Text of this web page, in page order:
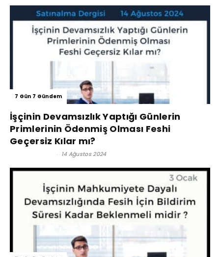
7 Gün 7 Gündem
İşçinin Devamsızlık Yaptığı Günlerin
Primlerinin Ödenmiş Olması Feshi
Geçersiz Kılar mı?
- 14 Ağustos 2024